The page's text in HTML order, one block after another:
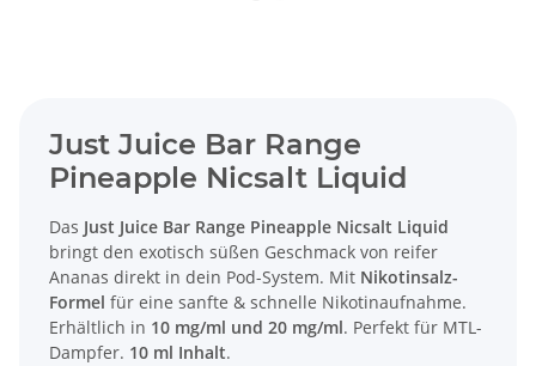
Just Juice Bar Range
Pineapple Nicsalt Liquid
Das Just Juice Bar Range Pineapple Nicsalt Liquid
bringt den exotisch süßen Geschmack von reifer
Ananas direkt in dein Pod-System. Mit Nikotinsalz-
Formel für eine sanfte & schnelle Nikotinaufnahme.
Erhältlich in 10 mg/ml und 20 mg/ml. Perfekt für MTL-
Dampfer. 10 ml Inhalt.